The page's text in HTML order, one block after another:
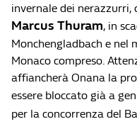
invernale dei nerazzurri,
Marcus Thuram, in
Monchengladbach e nel
Monaco compreso.
affiancherà Onana la
essere bloccato già a
per la concorrenza del